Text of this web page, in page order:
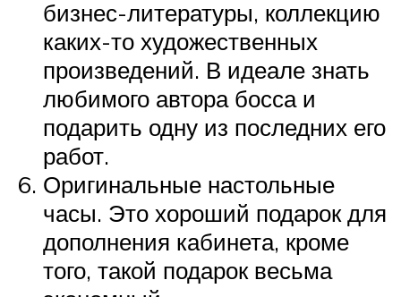
бизнес-литературы, коллекцию
каких-то художественных
произведений. В идеале знать
любимого автора босса и
подарить одну из последних его
работ.
Оригинальные настольные
часы. Это хороший подарок для
дополнения кабинета, кроме
того, такой подарок весьма